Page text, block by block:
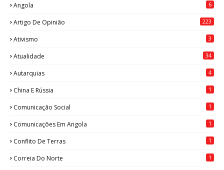
Angola 6
Artigo De Opinião 223
Ativismo 3
Atualidade 34
Autarquias 4
China E Rússia 1
Comunicação Social 1
Comunicações Em Angola 1
Conflito De Terras 1
Correia Do Norte 1